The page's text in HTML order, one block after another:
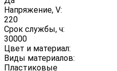
Напряжение, V:
220
Срок службы, ч:
30000
Цвет и материал:
Виды материалов:
Пластиковые